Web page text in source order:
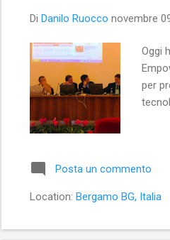
Di Danilo Ruocco novembre
Oggi
per
Posta un commento
Location: Bergamo BG, Italia